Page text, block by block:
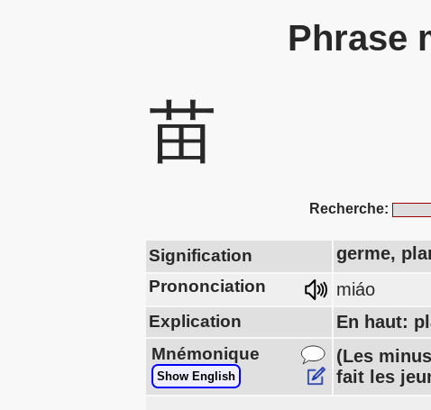
Phrase
苗
Recherche:
Signification germe,
Prononciation miáo
Explication En haut:
Mnémonique
Show English
(Les
fait les